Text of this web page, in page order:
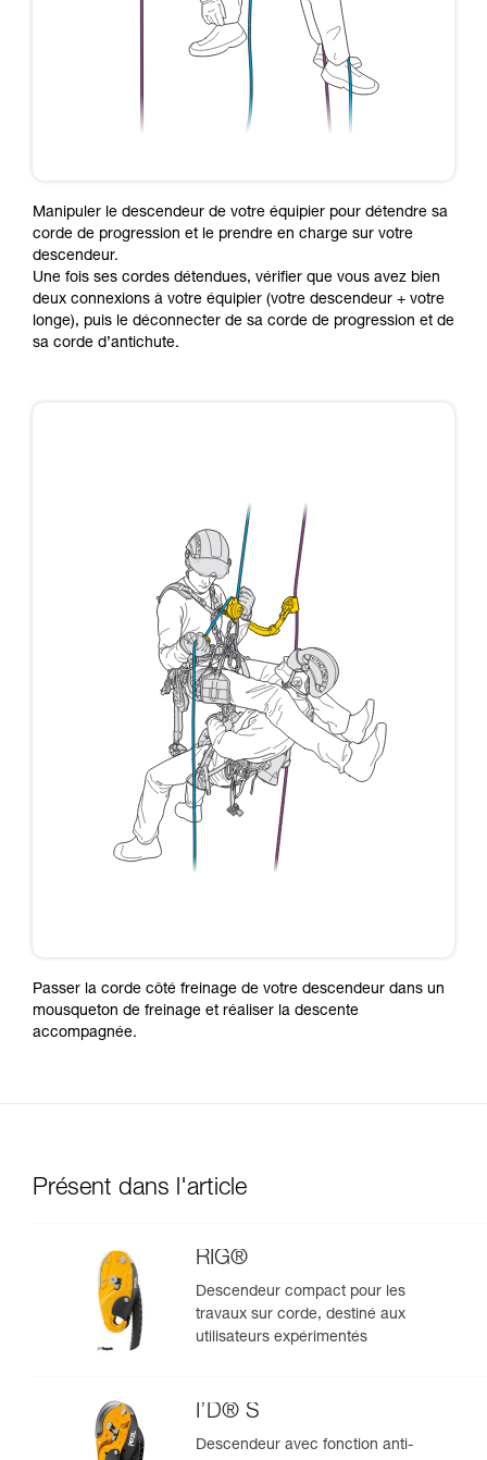
Manipuler le descendeur de votre équipier pour détendre sa
corde de progression et le prendre en charge sur votre
descendeur.
Une fois ses cordes détendues, vérifier que vous avez bien
deux connexions à votre équipier (votre descendeur + votre
longe), puis le déconnecter de sa corde de progression et de
sa corde d’antichute.
Passer la corde côté freinage de votre descendeur dans un
mousqueton de freinage et réaliser la descente
accompagnée.
Présent dans l'article
RIG®
Descendeur compact pour les
travaux sur corde, destiné aux
utilisateurs expérimentés
I’D® S
Descendeur avec fonction anti-